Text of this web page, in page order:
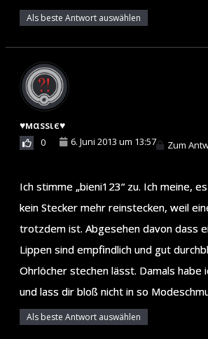
Als beste Antwort auswählen
♥мαѕѕιє♥
0 6. Juni 2013 um 13:57 Zum
Ich stimme „bieni123“ zu. Ich meine,
kein Stecker mehr reinstecken, weil
trotzdem ist. Abgesehen davon dass
Lippen sind empfindlich und gut
Ohrlöcher stechen lässt. Damals habe
und lass dir bloß nicht in so
Als beste Antwort auswählen